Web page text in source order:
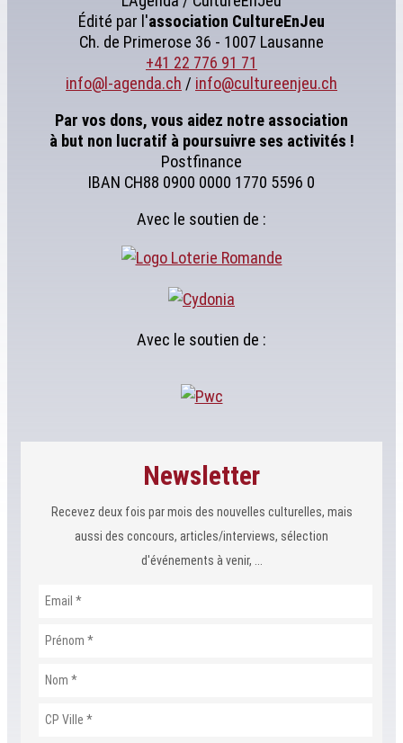
Édité par l'association CultureEnJeu
Ch. de Primerose 36 - 1007 Lausanne
+41 22 776 91 71
info@l-agenda.ch / info@cultureenjeu.ch
Par vos dons, vous aidez notre association
à but non lucratif à poursuivre ses activités !
Postfinance
IBAN CH88 0900 0000 1770 5596 0
Avec le soutien de :
Avec le soutien de :
Newsletter
Recevez deux fois par mois des nouvelles culturelles, mais
aussi des concours, articles/interviews, sélection
d'événements à venir, ...